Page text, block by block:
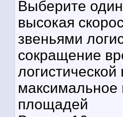
Выберите
высокая
звеньями
сокращение
логистической
максимальное
площадей